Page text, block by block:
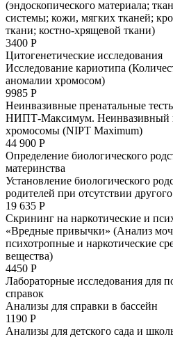
(эндоскопического материала;
системы; кожи, мягких тканей;
ткани; костно-хрящевой ткани)
3400 Р
Цитогенетические исследования
Исследование кариотипа
аномалии хромосом)
9985 Р
Неинвазивные пренатальные
НИПТ-Максимум. Неинвазивный
хромосомы (NIPT Maximum)
44 900 Р
Определение биологического
материнства
Установление биологического
родителей при отсутствии
19 635 Р
Скрининг на наркотические и
«Вредные привычки» (Анализ
психотропные и наркотические
вещества)
4450 Р
Лабораторные исследования для
справок
Анализы для справки в бассейн
1190 Р
Анализы для детского сада и